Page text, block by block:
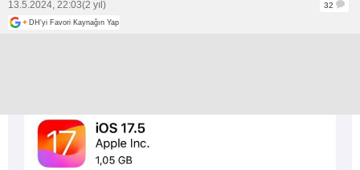
13.5.2024, 22:03(2 yıl)
32
+ DH'yi Favori Kaynağın Yap